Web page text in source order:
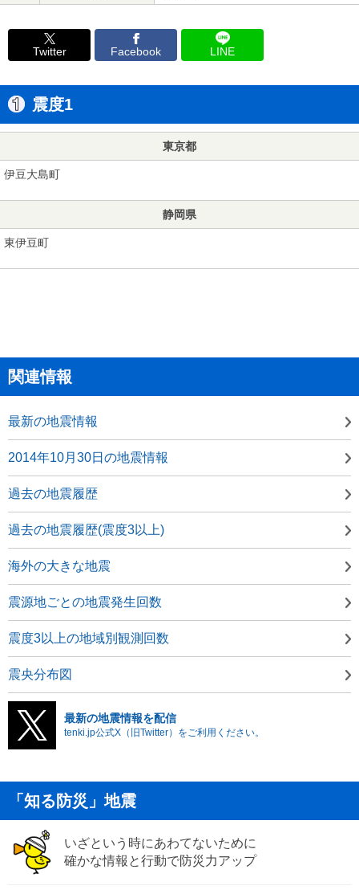
Twitter Facebook LINE
震度1
東京都
伊豆大島町
静岡県
東伊豆町
関連情報
最新の地震情報
2014年10月30日の地震情報
過去の地震履歴
過去の地震履歴(震度3以上)
海外の大きな地震
震源地ごとの地震発生回数
震度3以上の地域別観測回数
震央分布図
最新の地震情報を配信
tenki.jp公式X（旧Twitter）をご利用ください。
「知る防災」地震
いざという時にあわてないために
確かな情報と行動で防災力アップ